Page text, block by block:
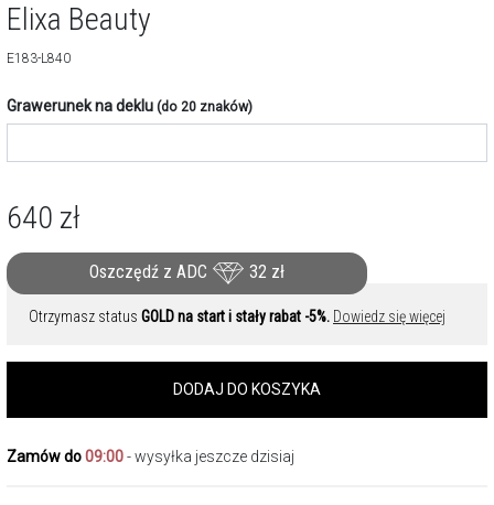
Elixa Beauty
E183-L840
Grawerunek na deklu (do 20 znaków)
640 zł
Oszczędź z ADC 32 zł
Otrzymasz status GOLD na start i stały rabat -5%. Dowiedz się więcej
DODAJ DO KOSZYKA
Zamów do09:00- wysyłka jeszcze dzisiaj